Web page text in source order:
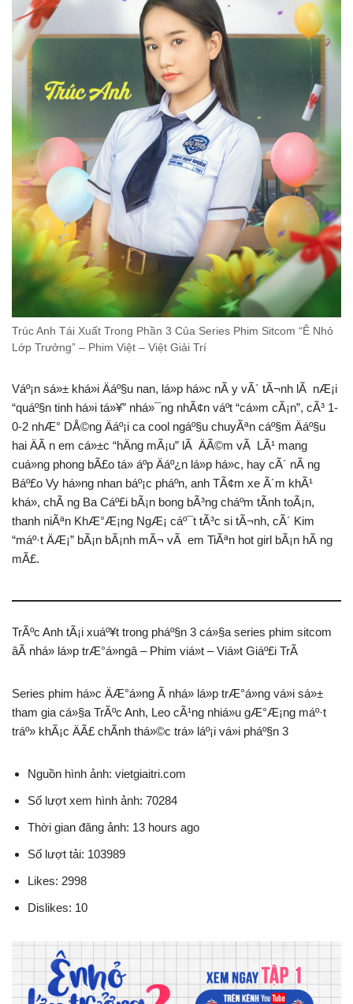
Trúc Anh Tái Xuất Trong Phần 3 Của Series Phim Sitcom “Ê Nhỏ
Lớp Trưởng” – Phim Việt – Việt Giải Trí
Váº¡n sá»± khá»i Äáº§u nan, lá»p há»c nÃ y vÃ´ tÃ¬nh lÃ nÆ¡i
“quáº§n tinh há»i tá»¥” nhá»¯ng nhÃ¢n váº­t “cá»m cÃ¡n”, cÃ³ 1-
0-2 nhÆ° DÅ©ng Äáº¡i ca cool ngáº§u chuyÃªn cáº§m Äáº§u
hai ÄÃ n em cá»±c “hÄng mÃ¡u” lÃ ÄÃ©m vÃ LÃ¹ mang
cuá»ng phong bÃ£o tá» áº­p Äáº¿n lá»p há»c, hay cÃ´ nÃ ng
Báº£o Vy há»ng nhan báº¡c pháº­n, anh TÃ¢m xe Ã´m khÃ¹
khá», chÃ ng Ba Cáº£i bÃ¡n bong bÃ³ng cháº­m tÃ­nh toÃ¡n,
thanh niÃªn KhÆ°Æ¡ng NgÆ¡ cáº¯t tÃ³c si tÃ¬nh, cÃ´ Kim
“máº·t ÄÆ¡” bÃ¡n bÃ¡nh mÃ¬ vÃ em TiÃªn hot girl bÃ¡n hÃ ng
mÃ£.
TrÃºc Anh tÃ¡i xuáº¥t trong pháº§n 3 cá»§a series phim sitcom
âÃ nhá» lá»p trÆ°á»ngâ – Phim viá»t – Viá»t Giáº£i TrÃ­
Series phim há»c ÄÆ°á»ng Ã nhá» lá»p trÆ°á»ng vá»i sá»±
tham gia cá»§a TrÃºc Anh, Leo cÃ¹ng nhiá»u gÆ°Æ¡ng máº·t
tráº» khÃ¡c ÄÃ£ chÃ­nh thá»©c trá» láº¡i vá»i pháº§n 3
Nguồn hình ảnh: vietgiaitri.com
Số lượt xem hình ảnh: 70284
Thời gian đăng ảnh: 13 hours ago
Số lượt tải: 103989
Likes: 2998
Dislikes: 10